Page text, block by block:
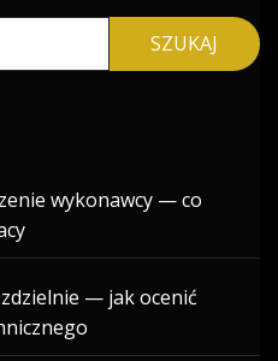
wykonawcy — co
— jak ocenić